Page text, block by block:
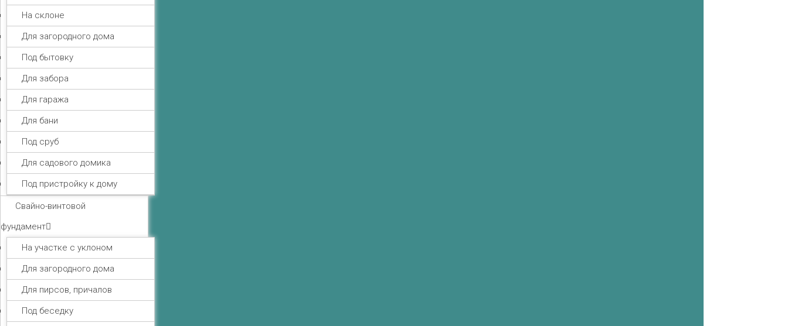
На склоне
Для загородного дома
Под бытовку
Для забора
Для гаража
Для бани
Под сруб
Для садового домика
Под пристройку к дому
Свайно-винтовой
фундамент
На участке с уклоном
Для загородного дома
Для пирсов, причалов
Под беседку